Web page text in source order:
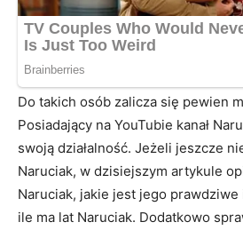
Do takich osób zalicza się pewien
Posiadający na YouTubie kanał
swoją działalność. Jeżeli jeszcze
Naruciak, w dzisiejszym artykule
Naruciak, jakie jest jego
ile ma lat Naruciak. Dodatkowo